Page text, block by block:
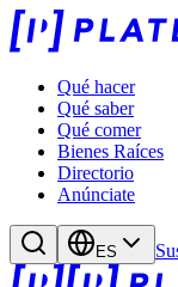
Qué hacer
Qué saber
Qué comer
Bienes Raíces
Directorio
Anúnciate
ES